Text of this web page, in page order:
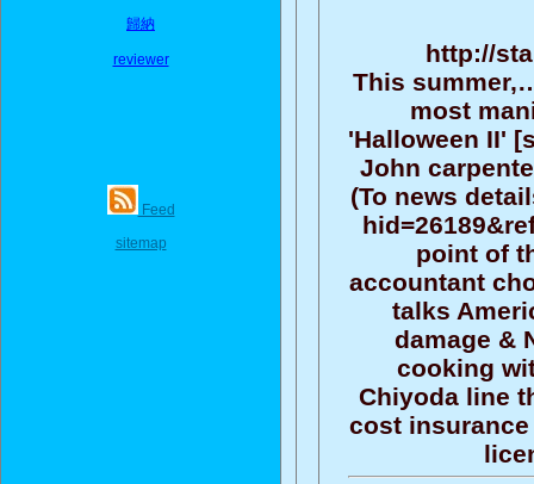
歸納
reviewer
Feed
sitemap
http://
This
most
'Halloween II'
John
(To news
point of
accountant
talks
damage &
cooking
Chiyoda line
cost